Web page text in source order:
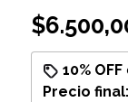
10% OFF
Precio final: